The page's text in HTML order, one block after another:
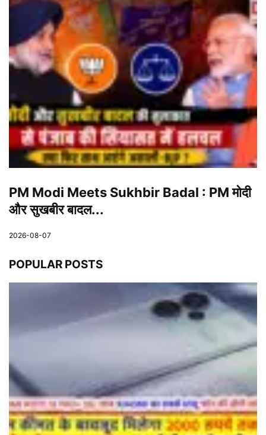
PM Modi Meets Sukhbir Badal : PM मोदी
और सुखबीर बादल...
2026-08-07
POPULAR POSTS